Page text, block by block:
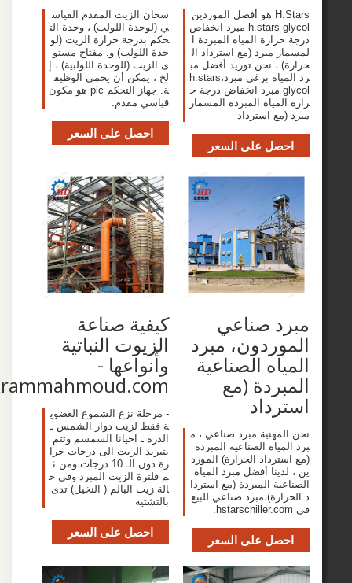
H.Stars هو أفضل الموردين
h.stars glycol مبرد انخفاض
المياه المبردة ا
مبرد (مع استرداد ال
، نحن توريد أفضل مب
رد المياه برغي مبرد،h.stars
glycol مبرد انخفاض درجة ح
المبردة المسمار
استرداد
على السعر
سخان الزيت المقدم القياس
ي (لوحدة اللولب) ، وحدة الت
حكم بدرجة حرارة الزيت (لو
حدة اللولب) و. مفتاح مستو
ى الزيت (للوحدة اللولبية) ، إ
لخ ، يمكن أن يحمي الوظيف
ة. جهاز التحكم plc هو مكون
قياسي مقدم.
احصل على السعر
صناعي
مبرد
الصناعية
(مع
مبرد صناعي ، م
الصناعية المبردة
الحرارة) المورد
أفضل مبرد المياه
المبردة (مع استردا
صناعي للبيع
على السعر
كيفية صناعة
الزيوت النباتية
وأنواعها -
www.akrammahmoud.com
- مرحلة نزع الشموع العضوي
ة فقط لزيت دوار الشمس ـ
الذرة ـ احيانا السمسم وتتم
بتبريد الزيت الى درجات حرا
رة دون الـ 10 درجات ومن ث
م فلترة الزيت المبرد وفي ح
الة زيت البالم ( النخيل) تدى
بالتشتية
احصل على السعر